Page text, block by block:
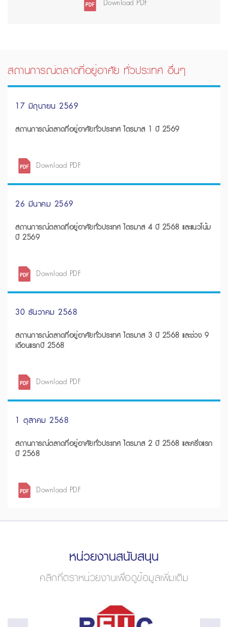
Download PDF
สถานการณ์ตลาดที่อยู่อาศัย ทั่วประเทศ อื่นๆ
17 มิถุนายน 2569
สถานการณ์ตลาดที่อยู่อาศัยทั่วประเทศ ไตรมาส 1 ปี 2569
Download PDF
26 มีนาคม 2569
สถานการณ์ตลาดที่อยู่อาศัยทั่วประเทศ ไตรมาส 4 ปี 2568 และแนวโน้ม
ปี 2569
Download PDF
30 ธันวาคม 2568
สถานการณ์ตลาดที่อยู่อาศัยทั่วประเทศ ไตรมาส 3 ปี 2568 และช่วง 9
เดือนแรกปี 2568
Download PDF
1 ตุลาคม 2568
สถานการณ์ตลาดที่อยู่อาศัยทั่วประเทศ ไตรมาส 2 ปี 2568 และครึ่งแรก
ปี 2568
Download PDF
หน่วยงานสนับสนุน
คลิกที่ตราหน่วยงานเพื่อดูข้อมูลเพิ่มเติม